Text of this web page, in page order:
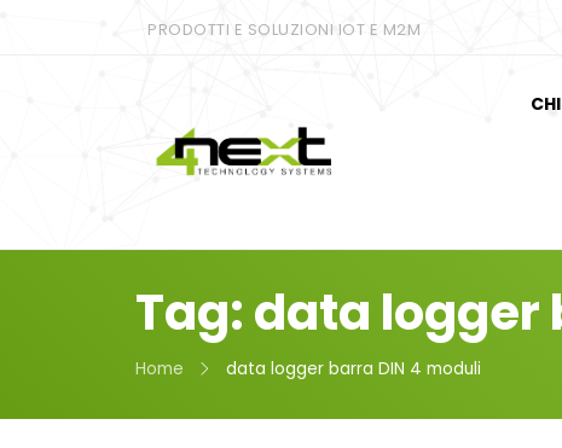
PRODOTTI E SOLUZIONI IOT E M2M
Tag: data logger
Home data logger barra DIN 4 moduli